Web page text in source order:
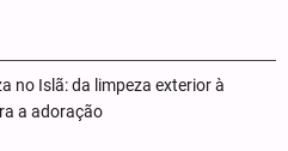
no Islã: da limpeza exterior à
a adoração